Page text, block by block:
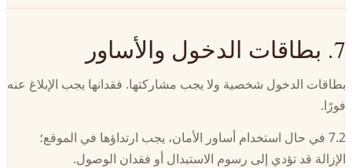
7. بطاقات الدخول والأساور
بطاقات الدخول شخصية ولا يجب مشاركتها. فقدانها يجب الإبلاغ عنه
فورًا.
7.2 في حال استخدام أساور الأمان، يجب ارتداؤها في الموقع؛
الإزالة قد تؤدي إلى رسوم الاستبدال أو فقدان الوصول.